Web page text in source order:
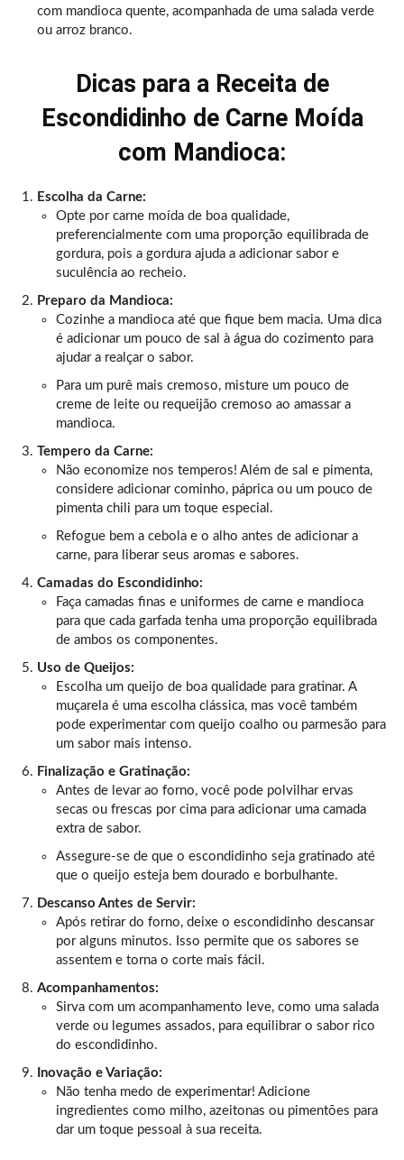
com mandioca quente, acompanhada de uma salada verde
ou arroz branco.
Dicas para a Receita de
Escondidinho de Carne Moída
com Mandioca:
Escolha da Carne:
Opte por carne moída de boa qualidade,
preferencialmente com uma proporção equilibrada de
gordura, pois a gordura ajuda a adicionar sabor e
suculência ao recheio.
Preparo da Mandioca:
Cozinhe a mandioca até que fique bem macia. Uma dica
é adicionar um pouco de sal à água do cozimento para
ajudar a realçar o sabor.
Para um purê mais cremoso, misture um pouco de
creme de leite ou requeijão cremoso ao amassar a
mandioca.
Tempero da Carne:
Não economize nos temperos! Além de sal e pimenta,
considere adicionar cominho, páprica ou um pouco de
pimenta chili para um toque especial.
Refogue bem a cebola e o alho antes de adicionar a
carne, para liberar seus aromas e sabores.
Camadas do Escondidinho:
Faça camadas finas e uniformes de carne e mandioca
para que cada garfada tenha uma proporção equilibrada
de ambos os componentes.
Uso de Queijos:
Escolha um queijo de boa qualidade para gratinar. A
muçarela é uma escolha clássica, mas você também
pode experimentar com queijo coalho ou parmesão para
um sabor mais intenso.
Finalização e Gratinação:
Antes de levar ao forno, você pode polvilhar ervas
secas ou frescas por cima para adicionar uma camada
extra de sabor.
Assegure-se de que o escondidinho seja gratinado até
que o queijo esteja bem dourado e borbulhante.
Descanso Antes de Servir:
Após retirar do forno, deixe o escondidinho descansar
por alguns minutos. Isso permite que os sabores se
assentem e torna o corte mais fácil.
Acompanhamentos:
Sirva com um acompanhamento leve, como uma salada
verde ou legumes assados, para equilibrar o sabor rico
do escondidinho.
Inovação e Variação:
Não tenha medo de experimentar! Adicione
ingredientes como milho, azeitonas ou pimentões para
dar um toque pessoal à sua receita.